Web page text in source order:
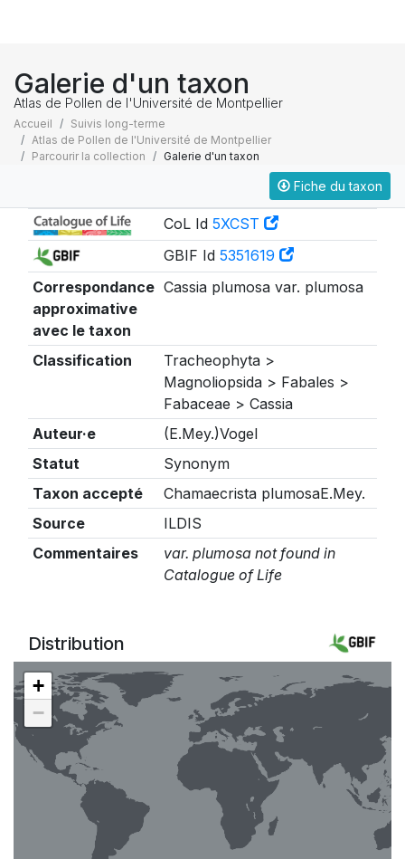
Galerie d'un taxon
Atlas de Pollen de l'Université de Montpellier
Accueil
Suivis long-terme
Atlas de Pollen de l'Université de Montpellier
Parcourir la collection
Galerie d'un taxon
Fiche du taxon
CoL Id 5XCST
GBIF Id 5351619
Correspondance
approximative
avec le taxon
Cassia plumosa var. plumosa
Classification
Tracheophyta >
Magnoliopsida > Fabales >
Fabaceae > Cassia
Auteur·e
(E.Mey.)Vogel
Statut
Synonym
Taxon accepté
Chamaecrista plumosaE.Mey.
Source
ILDIS
Commentaires
var. plumosa not found in
Catalogue of Life
Distribution
+
−